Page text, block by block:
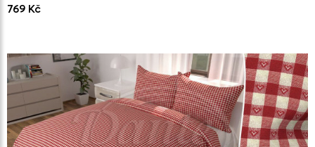
769 Kč